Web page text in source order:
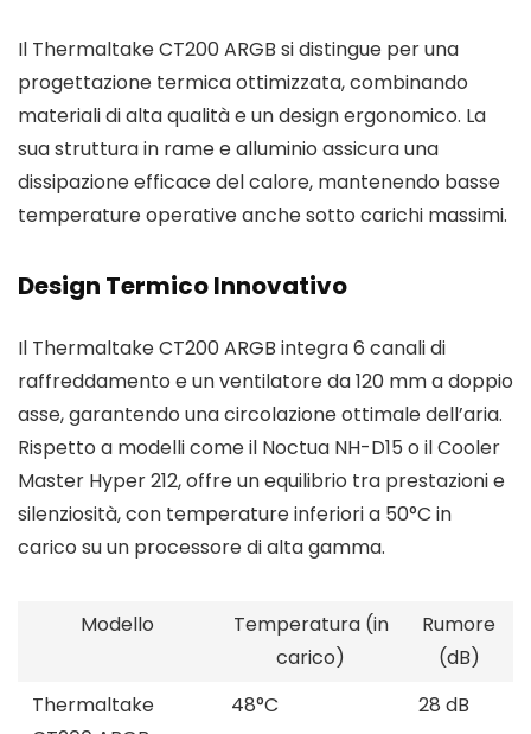
Il Thermaltake CT200 ARGB si distingue per una
progettazione termica ottimizzata, combinando
materiali di alta qualità e un design ergonomico. La
sua struttura in rame e alluminio assicura una
dissipazione efficace del calore, mantenendo basse
temperature operative anche sotto carichi massimi.
Design Termico Innovativo
Il Thermaltake CT200 ARGB integra 6 canali di
raffreddamento e un ventilatore da 120 mm a doppio
asse, garantendo una circolazione ottimale dell’aria.
Rispetto a modelli come il Noctua NH-D15 o il Cooler
Master Hyper 212, offre un equilibrio tra prestazioni e
silenziosità, con temperature inferiori a 50°C in
carico su un processore di alta gamma.
Modello
Temperatura (in
carico)
Rumore
(dB)
Thermaltake
48°C 28 dB